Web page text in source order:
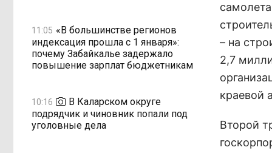
11:05 «В большинстве регионов
индексация прошла с 1 января»:
почему Забайкалье задержало
повышение зарплат бюджетникам
10:16
В Каларском округе
подрядчик и чиновник попали под
уголовные дела
– на
2,7
краевой
Второй